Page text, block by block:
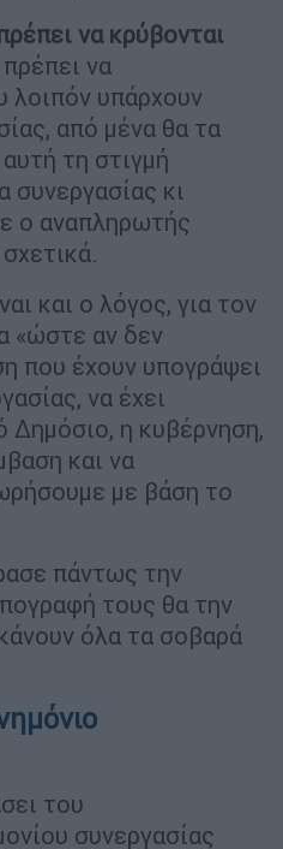
να κρύβονται
πρέπει να
λοιπόν υπάρχουν
από μένα θα τα
τη στιγμή
συνεργασίας κι
ο αναπληρωτής
και ο λόγος, για τον
«ώστε αν δεν
που έχουν υπογράψει
να έχει
Δημόσιο, η κυβέρνηση,
και να
με βάση το
πάντως την
τους θα την
όλα τα σοβαρά
του
συνεργασίας